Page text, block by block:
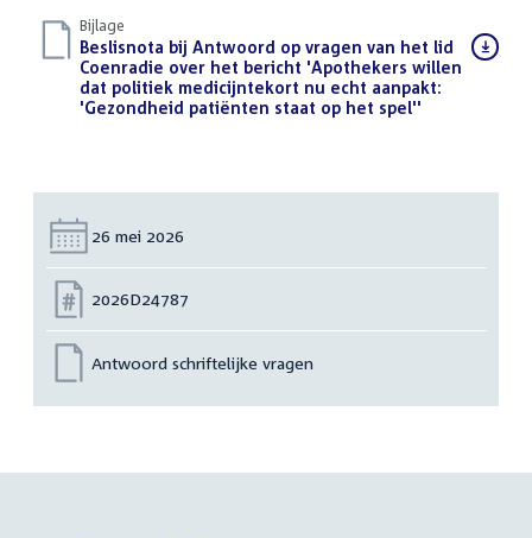
Bijlage
Download
bestand:
Beslisnota bij Antwoord op vragen van het lid
Coenradie over het bericht 'Apothekers willen
dat politiek medicijntekort nu echt aanpakt:
'Gezondheid patiënten staat op het spel''
Datum:
26 mei 2026
Nummer:
2026D24787
Antwoord schriftelijke vragen